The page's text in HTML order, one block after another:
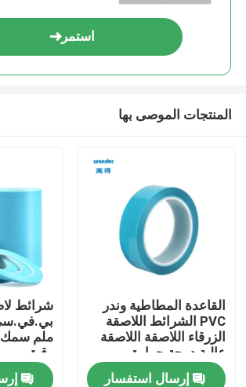
بيت
استمر
المنتجات الموصى بها
القاعدة المطاطية وندر
PVC الشرائط اللاصقة
الزرقاء اللاصقة اللاصقة
عالية درجة حرارة
مضاعفة
إرسال استفسار
شرائط
ملم سمك
رقيق